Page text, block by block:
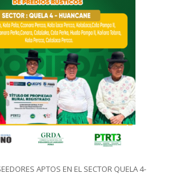
APTOS EN EL SECTOR QUELA 4-